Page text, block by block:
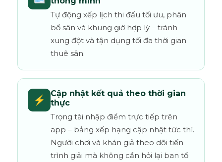
Tự động xếp lịch thi đấu tối ưu, phân
bổ sân và khung giờ hợp lý – tránh
xung đột và tận dụng tối đa thời gian
thuê sân.
⚡
Cập nhật kết quả theo thời gian
thực
Trọng tài nhập điểm trực tiếp trên
app – bảng xếp hạng cập nhật tức thì.
Người chơi và khán giả theo dõi tiến
trình giải mà không cần hỏi lại ban tổ